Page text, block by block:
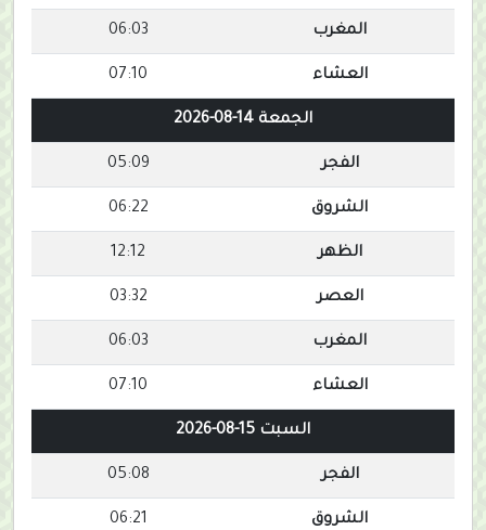
المغرب 06:03
العشاء 07:10
الجمعة 14-08-2026
الفجر 05:09
الشروق 06:22
الظهر 12:12
العصر 03:32
المغرب 06:03
العشاء 07:10
السبت 15-08-2026
الفجر 05:08
الشروق 06:21